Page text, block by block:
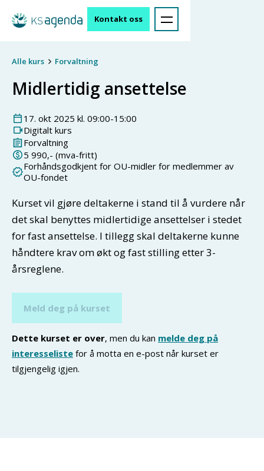
Kontakt oss
Alle kurs Forvaltning
Midlertidig ansettelse
17. okt 2025 kl. 09:00-15:00
Digitalt kurs
Forvaltning
5 990,- (mva-fritt)
Forhåndsgodkjent for OU-midler for medlemmer av
OU-fondet
Kurset vil gjøre deltakerne i stand til å vurdere når
det skal benyttes midlertidige ansettelser i stedet
for fast ansettelse. I tillegg skal deltakerne kunne
håndtere krav om økt og fast stilling etter 3-
årsreglene.
Meld deg på kurset
Dette kurset er over, men du kan melde deg på
interesseliste for å motta en e-post når kurset er
tilgjengelig igjen.